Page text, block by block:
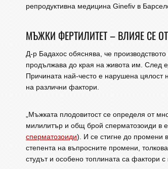
репродуктивна медицина Ginefiv в
МЪЖКИ ФЕРТИЛИТЕТ – ВЛИЯЕ СЕ
Д-р Бадахос обяснява, че
продължава до края на живота им. След
Причината най-често е нарушена цялост
на различни фактори.
„Мъжката плодовитост се определя от
милилитър и общ брой сперматозоиди в
сперматозоиди). И се стигне до промени
степента на въпросните промени,
студът и особено топлината са фактори